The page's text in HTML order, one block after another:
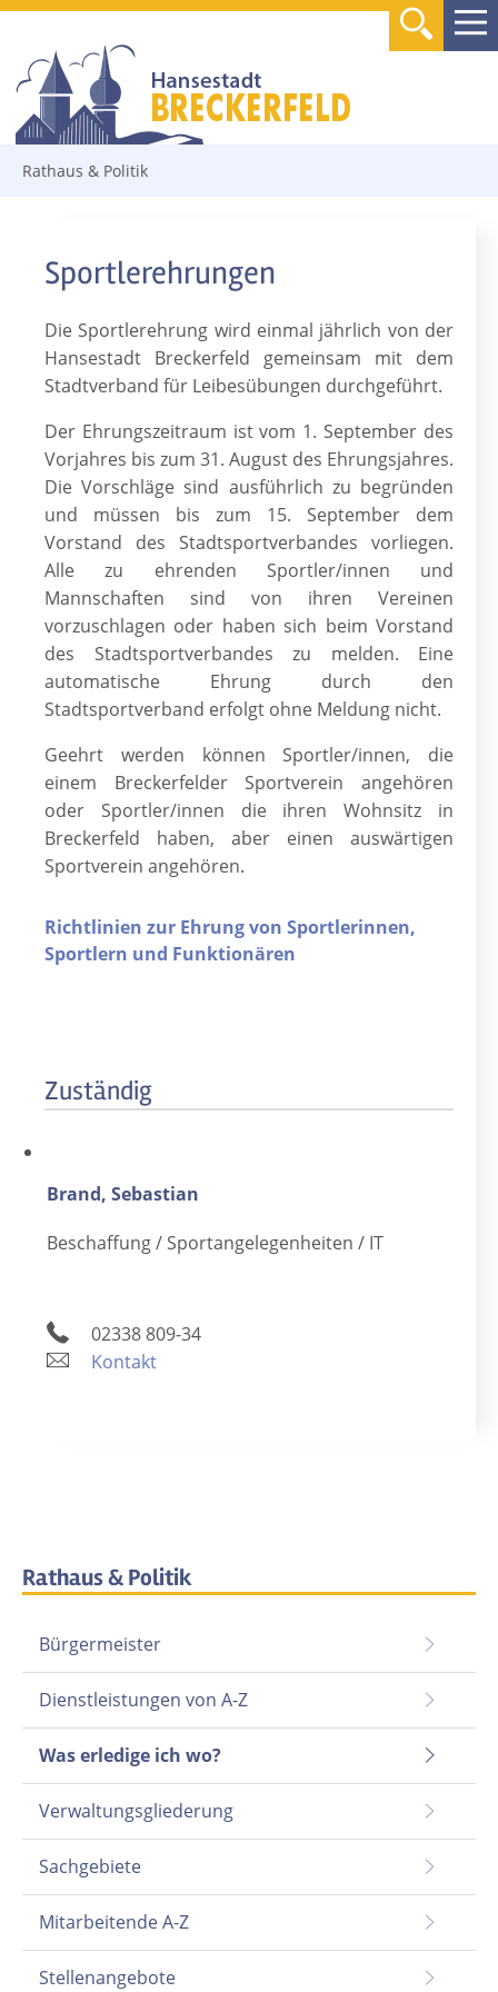
Rathaus & Politik
Sportlerehrungen
Die Sportlerehrung wird einmal jährlich von der
Hansestadt Breckerfeld gemeinsam mit dem
Stadtverband für Leibesübungen durchgeführt.
Der Ehrungszeitraum ist vom 1. September des
Vorjahres bis zum 31. August des Ehrungsjahres.
Die Vorschläge sind ausführlich zu begründen
und müssen bis zum 15. September dem
Vorstand des Stadtsportverbandes vorliegen.
Alle zu ehrenden Sportler/innen und
Mannschaften sind von ihren Vereinen
vorzuschlagen oder haben sich beim Vorstand
des Stadtsportverbandes zu melden. Eine
automatische Ehrung durch den
Stadtsportverband erfolgt ohne Meldung nicht.
Geehrt werden können Sportler/innen, die
einem Breckerfelder Sportverein angehören
oder Sportler/innen die ihren Wohnsitz in
Breckerfeld haben, aber einen auswärtigen
Sportverein angehören.
Richtlinien zur Ehrung von Sportlerinnen,
Sportlern und Funktionären
Zuständig
Brand, Sebastian
Beschaffung / Sportangelegenheiten / IT
02338 809-34
Kontakt
Rathaus & Politik
Bürgermeister
Dienstleistungen von A-Z
Was erledige ich wo?
Verwaltungsgliederung
Sachgebiete
Mitarbeitende A-Z
Stellenangebote